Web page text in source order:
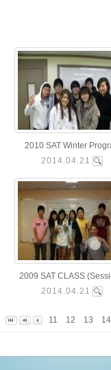
2010 SAT Winter
2014.04.21
2009 SAT CLASS
2014.04.21
11 12 13 14